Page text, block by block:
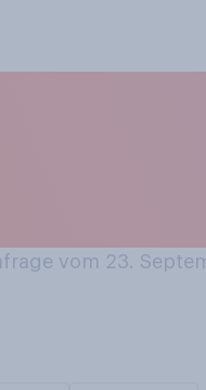
vom 23.